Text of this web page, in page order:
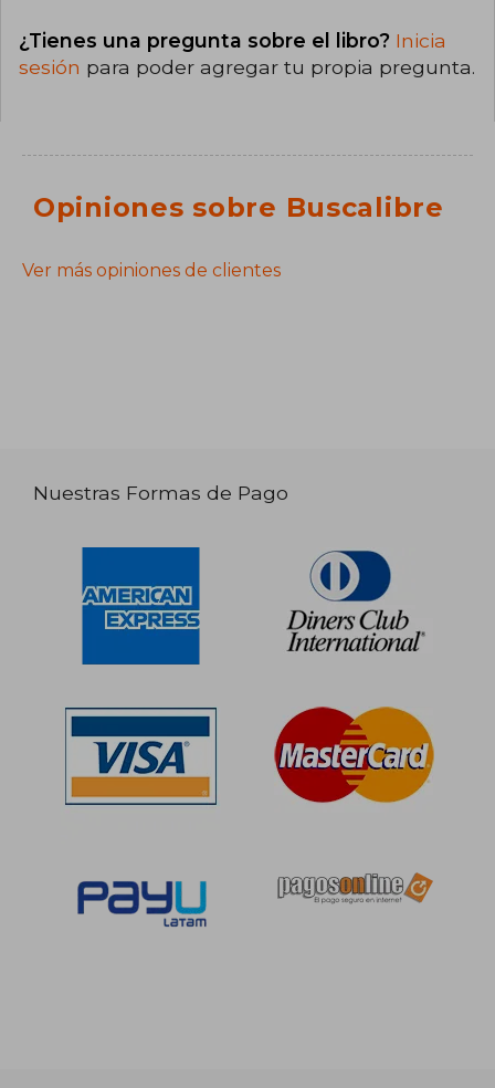
¿Tienes una pregunta sobre el libro? Inicia
sesión para poder agregar tu propia pregunta.
Opiniones sobre Buscalibre
Ver más opiniones de clientes
Nuestras Formas de Pago